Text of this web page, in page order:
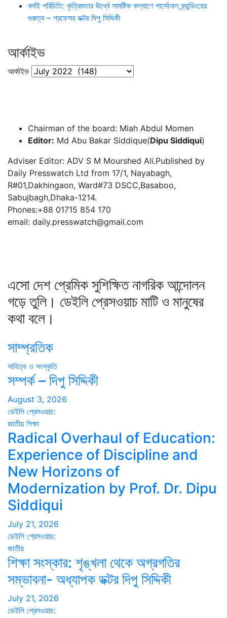
কর্মই পরিচিতি: কৃত্রিমতার ঊর্ধ্বে সামষ্টিক কল্যাণে পার্সোনাল ব্র্যান্ডিংয়ের
গুরুত্ব – প্রফেসর ডক্টর দিপু সিদ্দিকী
আর্কাইভ
আর্কাইভ
Chairman of the board: Miah Abdul Momen
Editor: Md Abu Bakar Siddique(Dipu Siddiqui)
Adviser Editor: ADV S M Mourshed Ali.Published by
Daily Presswatch Ltd from 17/1, Nayabagh,
R#01,Dakhingaon, Ward#73 DSCC,Basaboo,
Sabujbagh,Dhaka-1214.
Phones:+88 01715 854 170
email: daily.presswatch@gmail.com
এসো দেশ প্রেমিক সুশিক্ষিত নাগরিক আন্দোলন
গড়ে তুলি। ডেইলি প্রেসওয়াচ মাটি ও মানুষের
কথা বলে।
সাম্প্রতিক
সাহিত্য ও সংস্কৃতি
সম্পর্ক – দিপু সিদ্দিকী
August 3, 2026
ডেইলি প্রেসওয়াচ:
জাতীয় শিক্ষা
Radical Overhaul of Education:
Experience of Discipline and
New Horizons of
Modernization by Prof. Dr. Dipu
Siddiqui
July 21, 2026
ডেইলি প্রেসওয়াচ:
জাতীয়
শিক্ষা সংস্কার: শৃঙ্খলা থেকে অগ্রগতির
সম্ভাবনা- অধ্যাপক ডক্টর দিপু সিদ্দিকী
July 21, 2026
ডেইলি প্রেসওয়াচ: